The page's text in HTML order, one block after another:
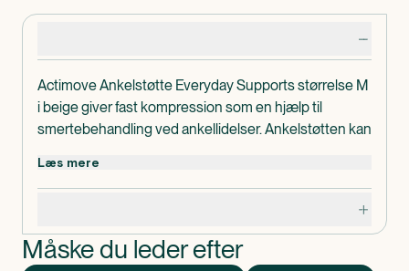
Actimove Ankelstøtte Everyday Supports størrelse M
i beige giver fast kompression som en hjælp til
smertebehandling ved ankellidelser. Ankelstøtten kan
relateret til overbelastning, repeterende belastning
eller kroniske ankelsmerter.
garn giver vedvarende komfort.
Actimove Ankelstøtte Everyday Supports størrelse M
Læs mere
Måske du leder efter